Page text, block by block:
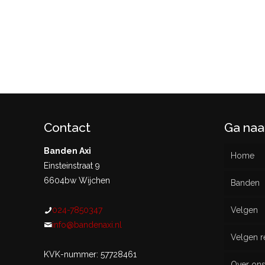
Contact
Banden Axi
Einsteinstraat 9
6604bw Wijchen
024-7850347
info@bandenaxi.nl
KVK-nummer: 57728461
Ga
Home
Banden
Nieuw
Velgen
Velgen